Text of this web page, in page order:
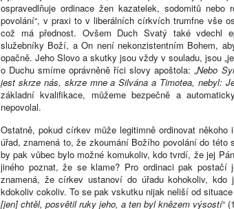
ospravedlňuje ordinace žen kazatelek, sodomitů
povolání“, v praxi to v liberálních církvích trumfne vše
což má přednost. Ovšem Duch Svatý také vdechl
služebníky Boží, a On není nekonzistentním Bohem,
opačně. Jeho Slovo a skutky jsou vždy v souladu, jsou
o Duchu smíme oprávněně říci slovy apoštola: „Nebo
jest skrze nás, skrze mne a Silvána a Timotea, nebyl:
základní kvalifikace, můžeme bezpečně a
nepovolal.
Ostatně, pokud církev může legitimně ordinovat
úřad, znamená to, že zkoumání Božího povolání do
by pak vůbec bylo možné komukoliv, kdo tvrdí, že jej
jiného poznat, že se klame? Pro ordinaci pak
znamená, že církev ustanoví do úřadu kohokoliv,
kdokoliv cokoliv. To se pak vskutku nijak neliší od
[jen] chtěl, posvětil ruky jeho, a ten byl knězem výsostí“